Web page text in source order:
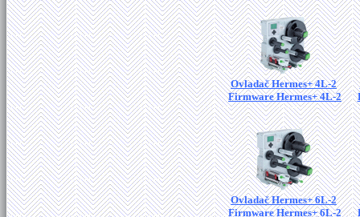
Ovladač Hermes+ 4L-2
Firmware Hermes+ 4L-2
Ovladač Hermes+ 6L-2
Firmware Hermes+ 6L-2